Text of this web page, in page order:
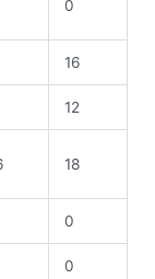
0
16
12
18
0
0